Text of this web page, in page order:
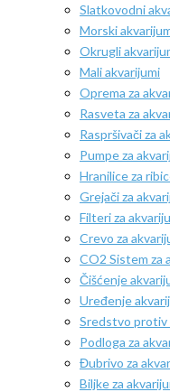
Slatkovodni
Morski
Okrugli
Mali akvarijumi
Oprema za
Rasveta za
Raspršivači za
Pumpe za
Hranilice za
Grejači za
Filteri za
Crevo za
CO2 Sistem za
Čišćenje
Uređenje
Sredstvo protiv
Podloga za
Đubrivo za
Biljke za